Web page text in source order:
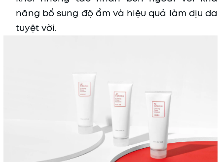
năng bổ sung độ ẩm và hiệu quả làm dịu da
tuyệt vời.